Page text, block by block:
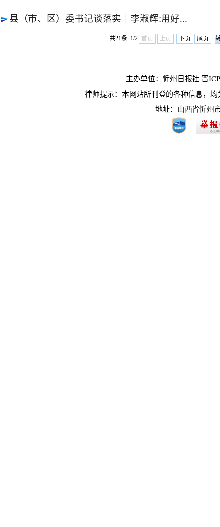
县（市、区）委书记谈落实｜李淑辉:用好...
共21条 1/2 首页 上页 下页 尾页
主办单位：忻州日报社 晋
律师提示：本网站所刊登的各种信息，
地址：山西省忻州